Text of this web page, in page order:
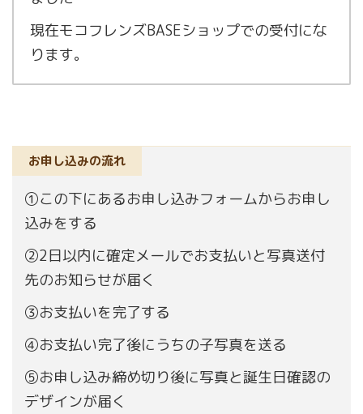
現在モコフレンズBASEショップでの受付にな
ります。
お申し込みの流れ
①この下にあるお申し込みフォームからお申し
込みをする
②2日以内に確定メールでお支払いと写真送付
先のお知らせが届く
③お支払いを完了する
④お支払い完了後にうちの子写真を送る
⑤お申し込み締め切り後に写真と誕生日確認の
デザインが届く